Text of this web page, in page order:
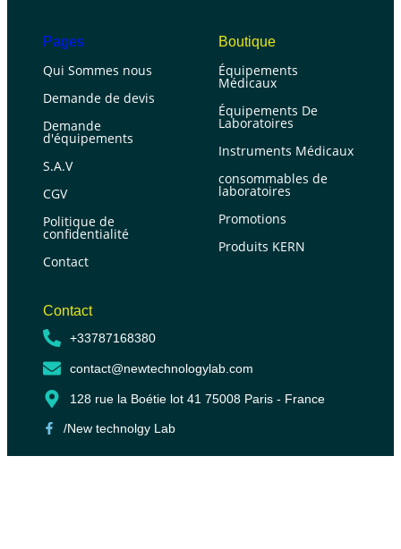
Pages
Qui Sommes nous
Demande de devis
Demande
d'équipements
S.A.V
CGV
Politique de
confidentialité
Contact
Boutique
Équipements
Médicaux
Équipements De
Laboratoires
Instruments Médicaux
consommables de
laboratoires
Promotions
Produits KERN
Contact
+33787168380
contact@newtechnologylab.com
128 rue la Boétie lot 41 75008 Paris - France
/New technolgy Lab